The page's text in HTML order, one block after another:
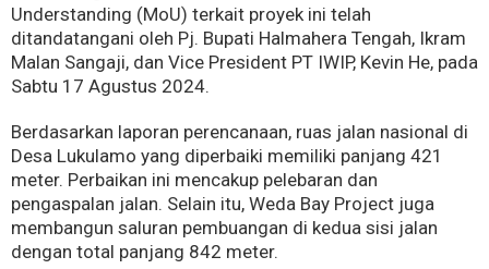
Understanding (MoU) terkait proyek ini telah
ditandatangani oleh Pj. Bupati Halmahera Tengah, Ikram
Malan Sangaji, dan Vice President PT IWIP, Kevin He, pada
Sabtu 17 Agustus 2024.
Berdasarkan laporan perencanaan, ruas jalan nasional di
Desa Lukulamo yang diperbaiki memiliki panjang 421
meter. Perbaikan ini mencakup pelebaran dan
pengaspalan jalan. Selain itu, Weda Bay Project juga
membangun saluran pembuangan di kedua sisi jalan
dengan total panjang 842 meter.